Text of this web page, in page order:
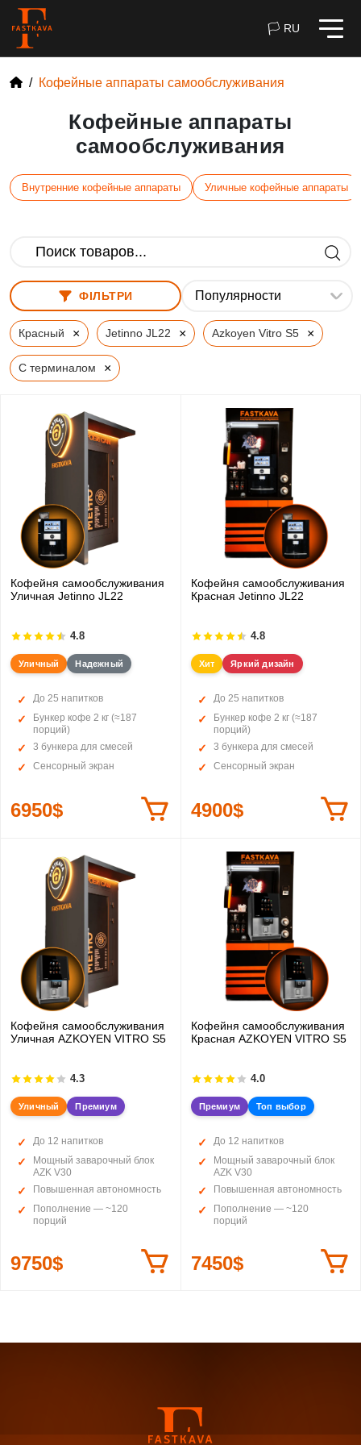
🏳 RU
Кофейные аппараты самообслуживания
Кофейные аппараты
самообслуживания
Внутренние кофейные аппараты Уличные кофейные аппараты
ФІЛЬТРИ
Красный × Jetinno JL22 × Azkoyen Vitro S5 ×
С терминалом ×
Кофейня самообслуживания
Уличная Jetinno JL22
4.8
Уличный Надежный
До 25 напитков
Бункер кофе 2 кг (≈187
порций)
3 бункера для смесей
Сенсорный экран
6950$
Кофейня самообслуживания
Красная Jetinno JL22
4.8
Хит Яркий дизайн
До 25 напитков
Бункер кофе 2 кг (≈187
порций)
3 бункера для смесей
Сенсорный экран
4900$
Кофейня самообслуживания
Уличная AZKOYEN VITRO S5
4.3
Уличный Премиум
До 12 напитков
Мощный заварочный блок
AZK V30
Повышенная автономность
Пополнение — ~120
порций
9750$
Кофейня самообслуживания
Красная AZKOYEN VITRO S5
4.0
Премиум Топ выбор
До 12 напитков
Мощный заварочный блок
AZK V30
Повышенная автономность
Пополнение — ~120
порций
7450$